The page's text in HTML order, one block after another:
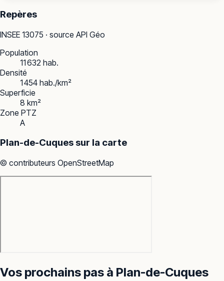
Repères
INSEE 13075 · source API Géo
Population
11 632 hab.
Densité
1 454 hab./km²
Superficie
8 km²
Zone PTZ
A
Plan-de-Cuques sur la carte
© contributeurs OpenStreetMap
Vos prochains pas à Plan-de-Cuques